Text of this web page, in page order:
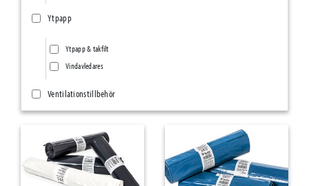
Ytpapp
Ytpapp & takfilt
Vindavledares
Ventilationstillbehör
Övriga ventilationstillbehör
Ång- & Luftspärrar